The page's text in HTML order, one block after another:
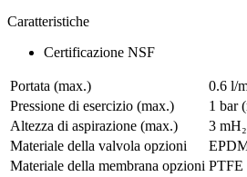
Caratteristiche
Certificazione NSF
Portata (max.)
0.6 l/
Pressione di esercizio (max.)
1 bar
Altezza di aspirazione (max.)
3
Materiale della valvola opzioni
Materiale della membrana opzioni PTFE